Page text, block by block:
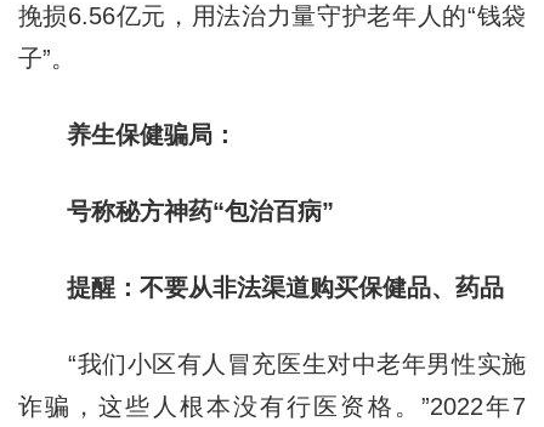
挽损6.56亿元，用法治力量守护老年人的“钱袋
子”。
养生保健骗局：
号称秘方神药“包治百病”
提醒：不要从非法渠道购买保健品、药品
“我们小区有人冒充医生对中老年男性实施
诈骗，这些人根本没有行医资格。”2022年7